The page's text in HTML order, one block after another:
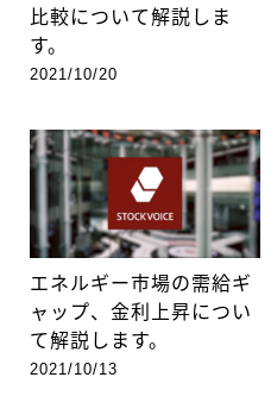
比較について解説しま
す。
2021/10/20
エネルギー市場の需給ギ
ャップ、金利上昇につい
て解説します。
2021/10/13